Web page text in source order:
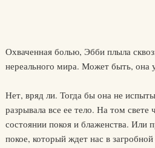
Охваченная болью, Эбби плыла
нереального мира. Может быть, она
Нет, вряд ли. Тогда бы она не
разрывала все ее тело. На том свете
состоянии покоя и блаженства. Или
покое, который ждет нас в